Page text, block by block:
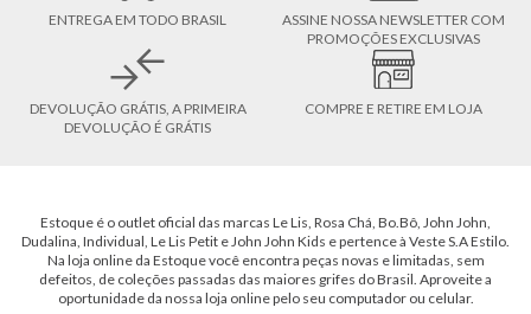
ENTREGA EM TODO BRASIL
ASSINE NOSSA NEWSLETTER COM
PROMOÇÕES EXCLUSIVAS
DEVOLUÇÃO GRÁTIS, A PRIMEIRA
DEVOLUÇÃO É GRÁTIS
COMPRE E RETIRE EM LOJA
Estoque é o outlet oficial das marcas Le Lis, Rosa Chá, Bo.Bô, John John,
Dudalina, Individual, Le Lis Petit e John John Kids e pertence à Veste S.A Estilo.
Na loja online da Estoque você encontra peças novas e limitadas, sem
defeitos, de coleções passadas das maiores grifes do Brasil. Aproveite a
oportunidade da nossa loja online pelo seu computador ou celular.